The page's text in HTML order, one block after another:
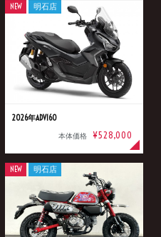
2026年ADV160
本体価格 ¥528,000
NEW 明石店
NEW 明石店